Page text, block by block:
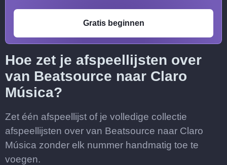
Gratis beginnen
Hoe zet je afspeellijsten over
van Beatsource naar Claro
Música?
Zet één afspeellijst of je volledige collectie
afspeellijsten over van Beatsource naar Claro
Música zonder elk nummer handmatig toe te
voegen.